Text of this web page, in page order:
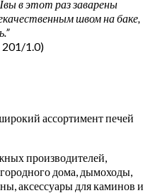
в этот раз заварены
швом на баке,
201/1.0)
ассортимент печей
производителей,
дома, дымоходы,
аксессуары для каминов и